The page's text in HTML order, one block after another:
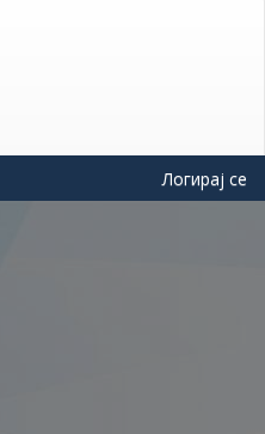
Логирај се